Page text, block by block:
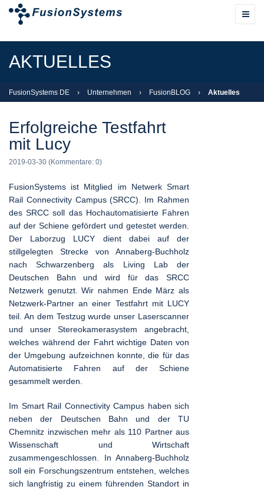
AKTUELLES
FusionSystems DE › Unternehmen › FusionBLOG › Aktuelles
Erfolgreiche Testfahrt
mit Lucy
2019-03-30 (Kommentare: 0)
FusionSystems ist Mitglied im Netwerk Smart
Rail Connectivity Campus (SRCC). Im Rahmen
des SRCC soll das Hochautomatisierte Fahren
auf der Schiene gefördert und getestet werden.
Der Laborzug LUCY dient dabei auf der
stillgelegten Strecke von Annaberg-Buchholz
nach Schwarzenberg als Living Lab der
Deutschen Bahn und wird für das SRCC
Netzwerk genutzt. Wir nahmen Ende März als
Netzwerk-Partner an einer Testfahrt mit LUCY
teil. An dem Testzug wurde unser Laserscanner
und unser Stereokamerasystem angebracht,
welches während der Fahrt wichtige Daten von
der Umgebung aufzeichnen konnte, die für das
Automatisierte Fahren auf der Schiene
gesammelt werden.
Im Smart Rail Connectivity Campus haben sich
neben der Deutschen Bahn und der TU
Chemnitz inzwischen mehr als 110 Partner aus
Wissenschaft und Wirtschaft
zusammengeschlossen. In Annaberg-Buchholz
soll ein Forschungszentrum entstehen, welches
sich langfristig zu einem führenden Standort in